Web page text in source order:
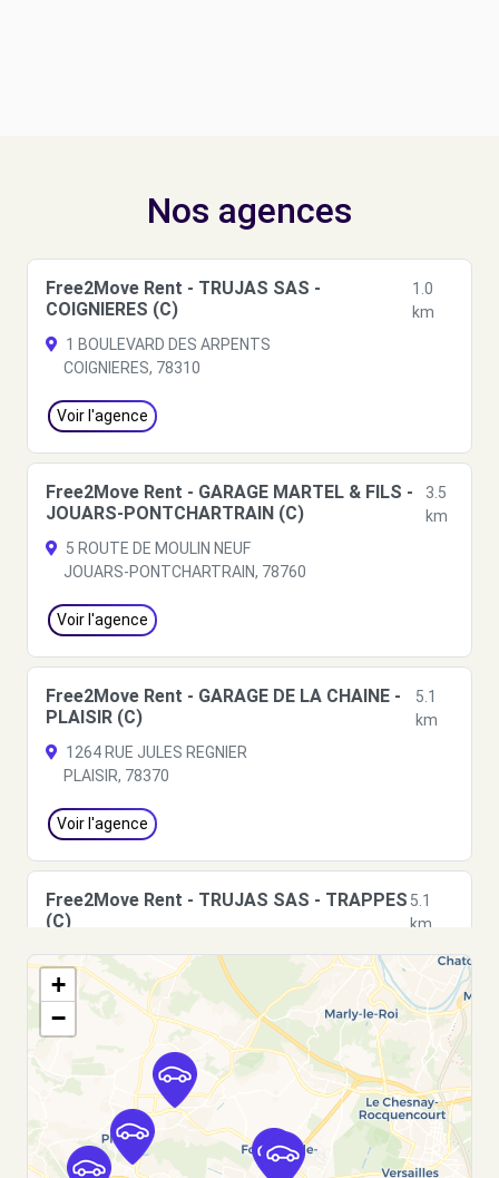
Nos agences
Free2Move Rent - TRUJAS SAS -
COIGNIERES (C)
1.0
km
1 BOULEVARD DES ARPENTS
COIGNIERES, 78310
Voir l'agence
Free2Move Rent - GARAGE MARTEL & FILS -
JOUARS-PONTCHARTRAIN (C)
3.5
km
5 ROUTE DE MOULIN NEUF
JOUARS-PONTCHARTRAIN, 78760
Voir l'agence
Free2Move Rent - GARAGE DE LA CHAINE -
PLAISIR (C)
5.1
km
1264 RUE JULES REGNIER
PLAISIR, 78370
Voir l'agence
Free2Move Rent - TRUJAS SAS - TRAPPES
(C)
5.1
km
551 AVENUE DES BOULEAUX
TRAPPES, 78190
Free2move Rent - TRUJAS SAS - TRAPPES5.1
551 AVENUE DES BOULEAUX
+
−